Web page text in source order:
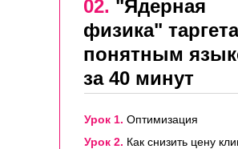
02. "Ядерная
физика" таргета
понятным
за 40 минут
Урок 1. Оптимизация
Урок 2. Как снизить цену